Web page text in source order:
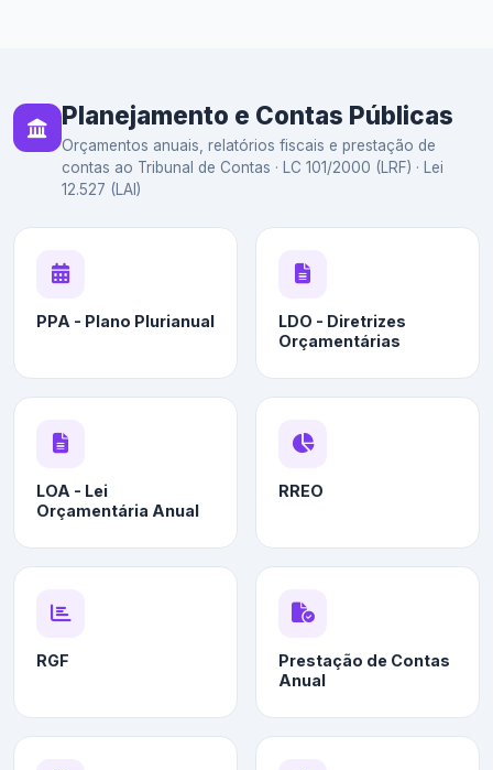
Planejamento e Contas Públicas
Orçamentos anuais, relatórios fiscais e prestação de
contas ao Tribunal de Contas · LC 101/2000 (LRF) · Lei
12.527 (LAI)
PPA - Plano Plurianual
LDO - Diretrizes
Orçamentárias
LOA - Lei
Orçamentária Anual
RREO
RGF
Prestação de Contas
Anual